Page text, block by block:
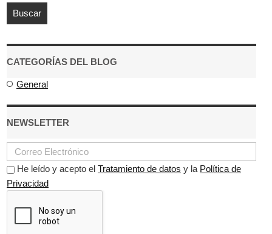
CATEGORÍAS DEL BLOG
General
NEWSLETTER
He leído y acepto el Tratamiento de datos y la Política de
Privacidad